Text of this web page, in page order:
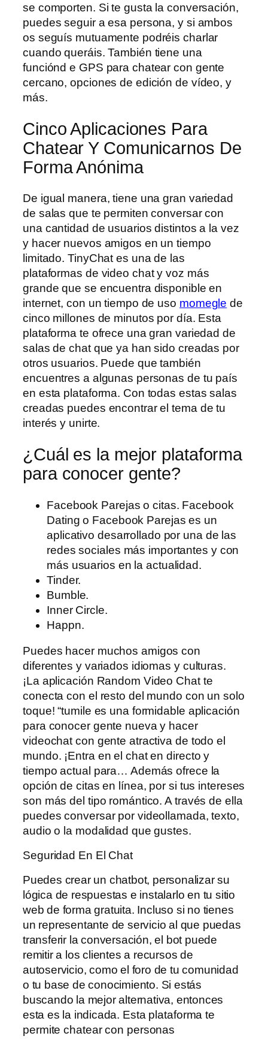
se comporten. Si te gusta la conversación,
puedes seguir a esa persona, y si ambos
os seguís mutuamente podréis charlar
cuando queráis. También tiene una
funciónd e GPS para chatear con gente
cercano, opciones de edición de vídeo, y
más.
Cinco Aplicaciones Para
Chatear Y Comunicarnos De
Forma Anónima
De igual manera, tiene una gran variedad
de salas que te permiten conversar con
una cantidad de usuarios distintos a la vez
y hacer nuevos amigos en un tiempo
limitado. TinyChat es una de las
plataformas de video chat y voz más
grande que se encuentra disponible en
internet, con un tiempo de uso momegle de
cinco millones de minutos por día. Esta
plataforma te ofrece una gran variedad de
salas de chat que ya han sido creadas por
otros usuarios. Puede que también
encuentres a algunas personas de tu país
en esta plataforma. Con todas estas salas
creadas puedes encontrar el tema de tu
interés y unirte.
¿Cuál es la mejor plataforma
para conocer gente?
Facebook Parejas o citas. Facebook
Dating o Facebook Parejas es un
aplicativo desarrollado por una de las
redes sociales más importantes y con
más usuarios en la actualidad.
Tinder.
Bumble.
Inner Circle.
Happn.
Puedes hacer muchos amigos con
diferentes y variados idiomas y culturas.
¡La aplicación Random Video Chat te
conecta con el resto del mundo con un solo
toque! “tumile es una formidable aplicación
para conocer gente nueva y hacer
videochat con gente atractiva de todo el
mundo. ¡Entra en el chat en directo y
tiempo actual para… Además ofrece la
opción de citas en línea, por si tus intereses
son más del tipo romántico. A través de ella
puedes conversar por videollamada, texto,
audio o la modalidad que gustes.
Seguridad En El Chat
Puedes crear un chatbot, personalizar su
lógica de respuestas e instalarlo en tu sitio
web de forma gratuita. Incluso si no tienes
un representante de servicio al que puedas
transferir la conversación, el bot puede
remitir a los clientes a recursos de
autoservicio, como el foro de tu comunidad
o tu base de conocimiento. Si estás
buscando la mejor alternativa, entonces
esta es la indicada. Esta plataforma te
permite chatear con personas